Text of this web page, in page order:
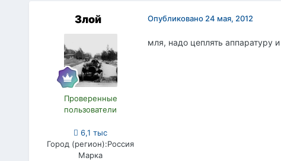
Злой
Проверенные
пользователи
6,1 тыс
Город (регион):Россия
Марка
Опубликовано 24 мая, 2012
мля, надо цеплять аппаратуру